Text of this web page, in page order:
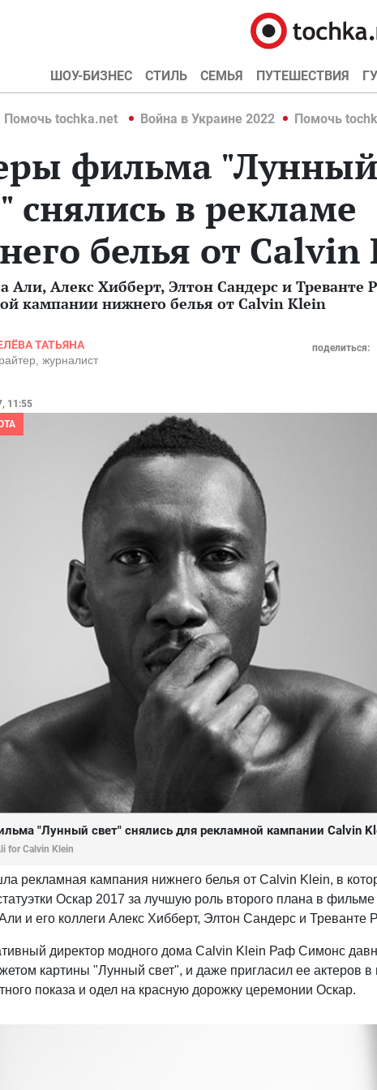
ШОУ-БИЗНЕС СТИЛЬ СЕМЬЯ ПУТЕШЕСТВИЯ
Помочь tochka.net Война в Украине 2022 Помочь
фильма "Лунный
снялись в рекламе
белья от Calvin
Али, Алекс Хибберт, Элтон Сандерс и Треванте
кампании нижнего белья от Calvin Klein
ТАТЬЯНА
журналист
поделиться:
11:55
"Лунный свет" снялись для рекламной кампании Calvin
for Calvin Klein
рекламная кампания нижнего белья от Calvin Klein, в
Оскар 2017 за лучшую роль второго плана в
и его коллеги Алекс Хибберт, Элтон Сандерс и Треванте
директор модного дома Calvin Klein Раф Симонс
картины "Лунный свет", и даже пригласил ее актеров
показа и одел на красную дорожку церемонии Оскар.